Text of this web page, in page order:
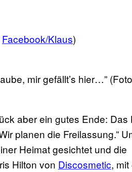
Facebook/Klaus)
mir gefällt’s hier…”
aber ein gutes Ende: Das
planen die Freilassung.”
Heimat gesichtet und die
Hilton von Discosmetic,